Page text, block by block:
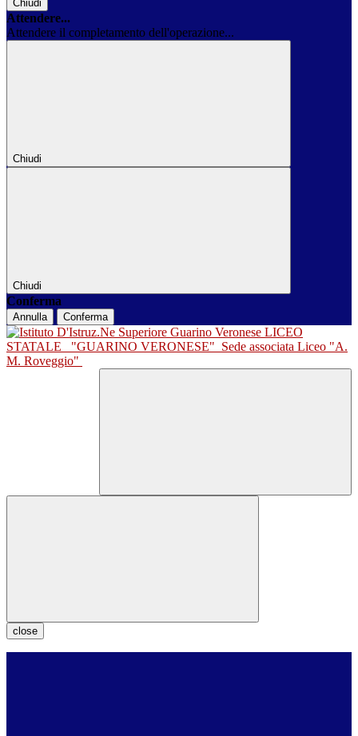
Chiudi
Attendere...
Attendere il completamento dell'operazione...
Chiudi
Chiudi
Conferma
Annulla Conferma
LICEO
STATALE
"GUARINO VERONESE" Sede associata Liceo "A.
M. Roveggio"
close